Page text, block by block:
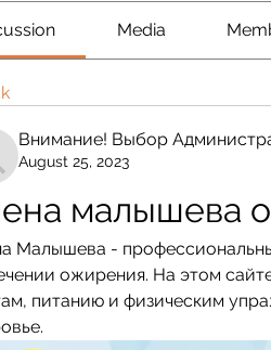
Media
Внимание! Выбор
August 25, 2023
малышева
Малышева -
ожирения. На этом
питанию и физическим